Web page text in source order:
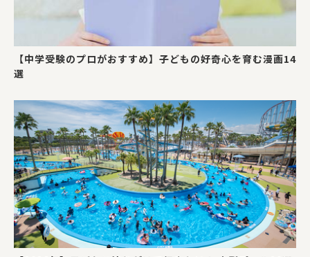
【中学受験のプロがおすすめ】子どもの好奇心を育む漫画14
選